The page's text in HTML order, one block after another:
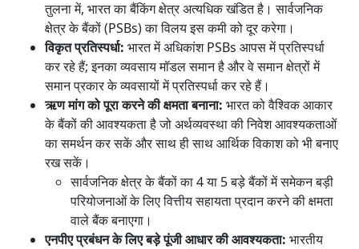
तुलना में, भारत का बैंकिंग क्षेत्र अत्यधिक खंडित है। सार्वजनिक
क्षेत्र के बैंकों (PSBs) का विलय इस कमी को दूर करेगा।
विकृत प्रतिस्पर्धा: भारत में अधिकांश PSBs आपस में प्रतिस्पर्धा
कर रहे हैं; इनका व्यवसाय मॉडल समान है और वे समान क्षेत्रों में
समान प्रकार के व्यवसायों में प्रतिस्पर्धा कर रहे हैं।
ऋण मांग को पूरा करने की क्षमता बनाना: भारत को वैश्विक आकार
के बैंकों की आवश्यकता है जो अर्थव्यवस्था की निवेश आवश्यकताओं
का समर्थन कर सकें और साथ ही साथ आर्थिक विकाश को भी बनाए
रख सकें।
सार्वजनिक क्षेत्र के बैंकों का 4 या 5 बड़े बैंकों में समेकन बड़ी
परियोजनाओं के लिए वित्तीय सहायता प्रदान करने की क्षमता
वाले बैंक बनाएगा।
एनपीए प्रबंधन के लिए बड़े पूंजी आधार की आवश्यकता: भारतीय